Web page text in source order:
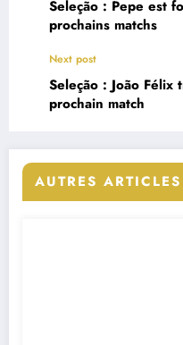
Seleção : Pepe est
prochains matchs
Next post
Seleção : João
prochain match
AUTRES ARTICLES